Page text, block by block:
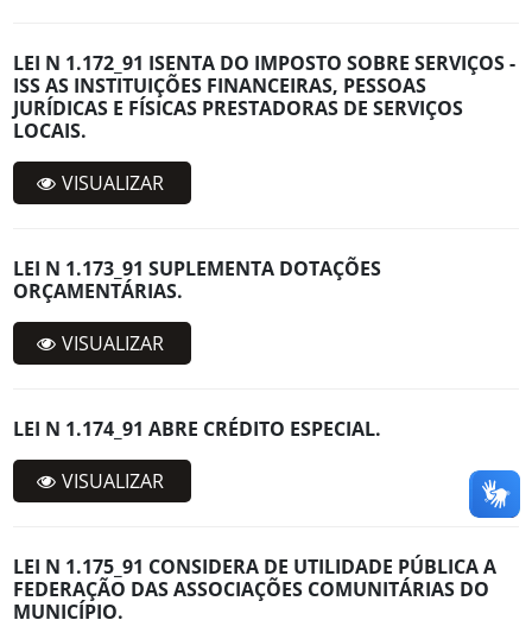
LEI N 1.172_91 ISENTA DO IMPOSTO SOBRE SERVIÇOS -
ISS AS INSTITUIÇÕES FINANCEIRAS, PESSOAS
JURÍDICAS E FÍSICAS PRESTADORAS DE SERVIÇOS
LOCAIS.
VISUALIZAR
LEI N 1.173_91 SUPLEMENTA DOTAÇÕES
ORÇAMENTÁRIAS.
VISUALIZAR
LEI N 1.174_91 ABRE CRÉDITO ESPECIAL.
VISUALIZAR
LEI N 1.175_91 CONSIDERA DE UTILIDADE PÚBLICA A
FEDERAÇÃO DAS ASSOCIAÇÕES COMUNITÁRIAS DO
MUNICÍPIO.